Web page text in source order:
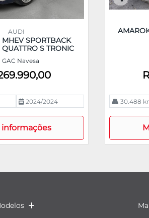
AUDI
MHEV SPORTBACK
S TRONIC
GAC Navesa
2024/2024
informações
Co
pa
rtil
30.488